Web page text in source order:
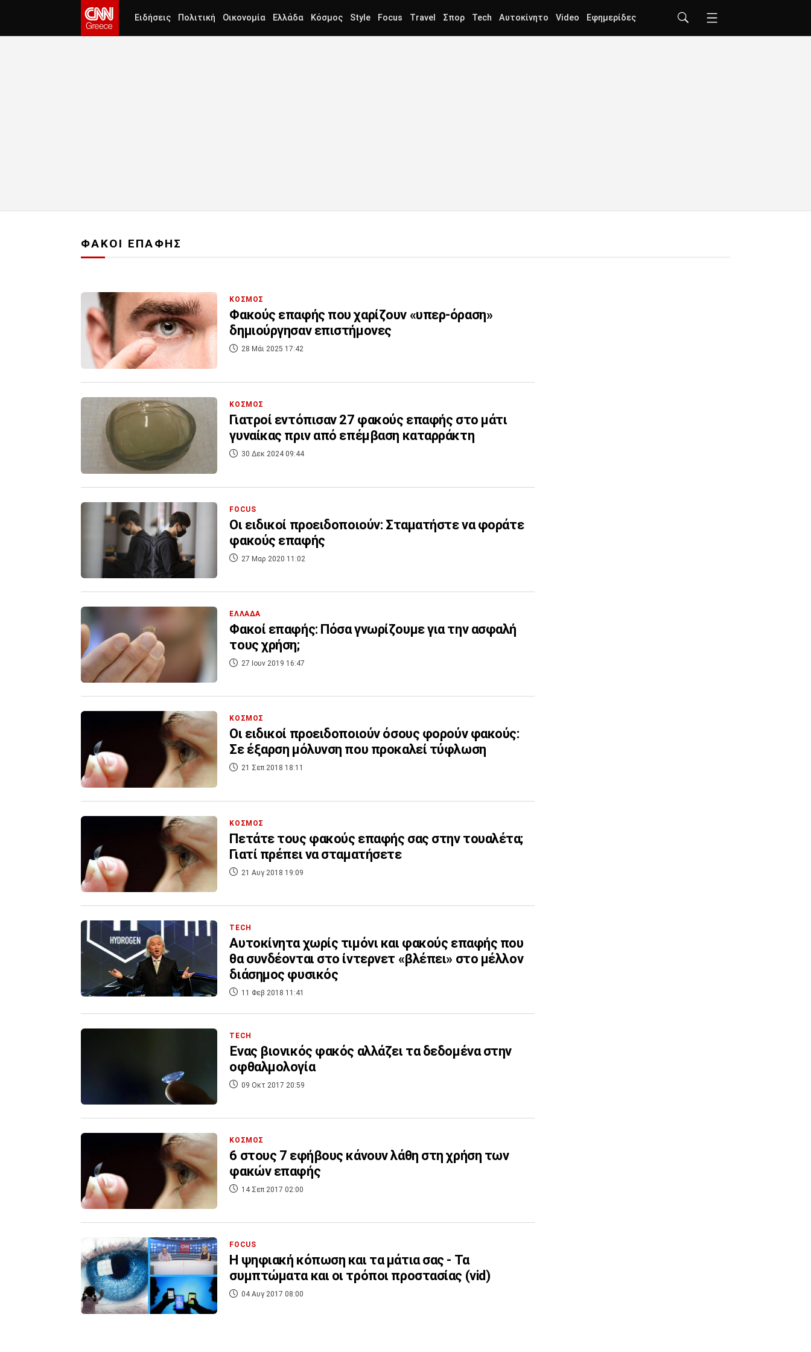
Ειδήσεις Πολιτική Οικονομία Ελλάδα Κόσμος Style Focus Travel Σπορ Tech Αυτοκίνητο Video Εφημερίδες
ΦΑΚΟΙ ΕΠΑΦΗΣ
ΚΟΣΜΟΣ
Φακούς επαφής που χαρίζουν «υπερ-όραση»
δημιούργησαν επιστήμονες
28 Μάι 2025 17:42
ΚΟΣΜΟΣ
Γιατροί εντόπισαν 27 φακούς επαφής στο μάτι
γυναίκας πριν από επέμβαση καταρράκτη
30 Δεκ 2024 09:44
FOCUS
Οι ειδικοί προειδοποιούν: Σταματήστε να φοράτε
φακούς επαφής
27 Μαρ 2020 11:02
ΕΛΛΑΔΑ
Φακοί επαφής: Πόσα γνωρίζουμε για την ασφαλή
τους χρήση;
27 Ιουν 2019 16:47
ΚΟΣΜΟΣ
Οι ειδικοί προειδοποιούν όσους φορούν φακούς:
Σε έξαρση μόλυνση που προκαλεί τύφλωση
21 Σεπ 2018 18:11
ΚΟΣΜΟΣ
Πετάτε τους φακούς επαφής σας στην τουαλέτα;
Γιατί πρέπει να σταματήσετε
21 Αυγ 2018 19:09
TECH
Αυτοκίνητα χωρίς τιμόνι και φακούς επαφής που
θα συνδέονται στο ίντερνετ «βλέπει» στο μέλλον
διάσημος φυσικός
11 Φεβ 2018 11:41
TECH
Ένας βιονικός φακός αλλάζει τα δεδομένα στην
οφθαλμολογία
09 Οκτ 2017 20:59
ΚΟΣΜΟΣ
6 στους 7 εφήβους κάνουν λάθη στη χρήση των
φακών επαφής
14 Σεπ 2017 02:00
FOCUS
Η ψηφιακή κόπωση και τα μάτια σας - Τα
συμπτώματα και οι τρόποι προστασίας (vid)
04 Αυγ 2017 08:00